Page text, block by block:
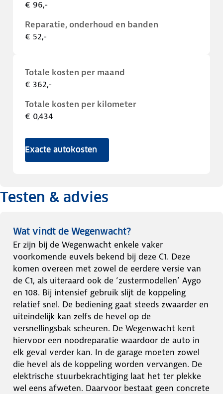
€ 96,-
Reparatie, onderhoud en banden
€ 52,-
Totale kosten per maand
€ 362,-
Totale kosten per kilometer
€ 0,434
Exacte autokosten
Testen & advies
Wat vindt de Wegenwacht?
Er zijn bij de Wegenwacht enkele vaker
voorkomende euvels bekend bij deze C1. Deze
komen overeen met zowel de eerdere versie van
de C1, als uiteraard ook de ‘zustermodellen’ Aygo
en 108. Bij intensief gebruik slijt de koppeling
relatief snel. De bediening gaat steeds zwaarder en
uiteindelijk kan zelfs de hevel op de
versnellingsbak scheuren. De Wegenwacht kent
hiervoor een noodreparatie waardoor de auto in
elk geval verder kan. In de garage moeten zowel
die hevel als de koppeling worden vervangen. De
elektrische stuurbekrachtiging laat het ter plekke
wel eens afweten. Daarvoor bestaat geen concrete